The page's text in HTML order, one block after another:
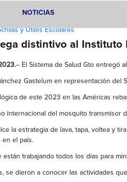
NOTICIAS
y Útiles Escolares
distintivo al
– El Sistema de Salud Gto entregó
Gastelum en representación del
de este 2023 en las Américas
internacional del mosquito transmisor
la estrategia de lava, tapa, voltea y
en el país.
están trabajando todos los días para
dieron a conocer las actividades